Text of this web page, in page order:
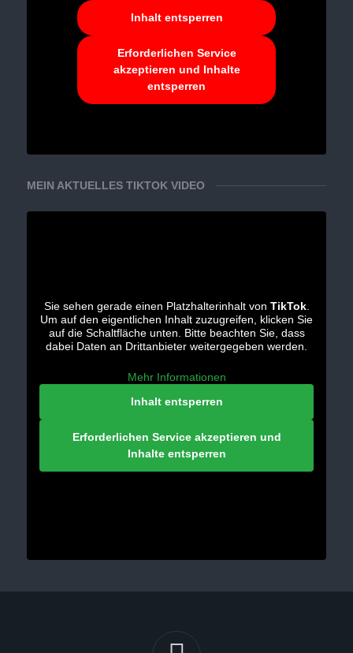
Inhalt entsperren
Erforderlichen Service
akzeptieren und Inhalte
entsperren
MEIN AKTUELLES TIKTOK VIDEO
Sie sehen gerade einen Platzhalterinhalt von TikTok.
Um auf den eigentlichen Inhalt zuzugreifen, klicken Sie
auf die Schaltfläche unten. Bitte beachten Sie, dass
dabei Daten an Drittanbieter weitergegeben werden.
Mehr Informationen
Inhalt entsperren
Erforderlichen Service akzeptieren und
Inhalte entsperren